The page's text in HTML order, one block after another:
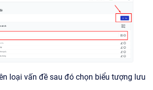
loại vấn đề sau đó chọn biểu tượng lưu